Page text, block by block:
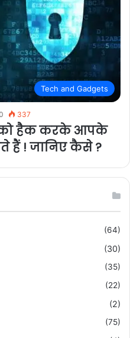
Tech and Gadgets
337
को हैक करके आपके
! जानिए कैसे ?
(64)
(30)
(35)
(22)
(2)
(75)